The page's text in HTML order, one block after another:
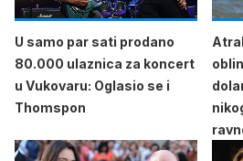
U samo par sati prodano
80.000 ulaznica za koncert
u Vukovaru: Oglasio se i
Thomspon